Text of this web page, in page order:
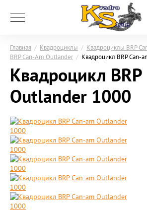
Главная / Квадроциклы / Квадроциклы BRP
BRP Can-Am Outlander / Квадроцикл BRP Сan-
Квадроцикл
Outlander 1000